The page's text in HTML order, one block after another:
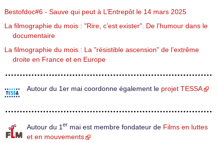
Bestofdoc#6 - Sauve qui peut à L’Entrepôt le 14 mars 2025
La filmographie du mois : "Rire, c’est exister". De l’humour dans le
documentaire
La filmographie du mois : La "résistible ascension" de l’extrême
droite en France et en Europe
Autour du 1er mai coordonne également le projet TESSA
Autour du 1 er mai est membre fondateur de Films en luttes
et en mouvements